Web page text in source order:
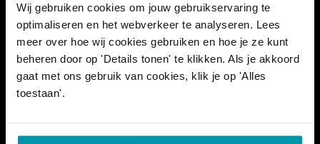
Wij gebruiken cookies om jouw gebruikservaring te
optimaliseren en het webverkeer te analyseren. Lees
meer over hoe wij cookies gebruiken en hoe je ze kunt
beheren door op 'Details tonen' te klikken. Als je akkoord
gaat met ons gebruik van cookies, klik je op 'Alles
toestaan'.
kassamedewerkers tot
redders, techniekers,
schoonmaakpersoneel en
beheerders: iedereen komt
er samen. Ook lokale
besturen en bedrijven waar
zijn van de partij.